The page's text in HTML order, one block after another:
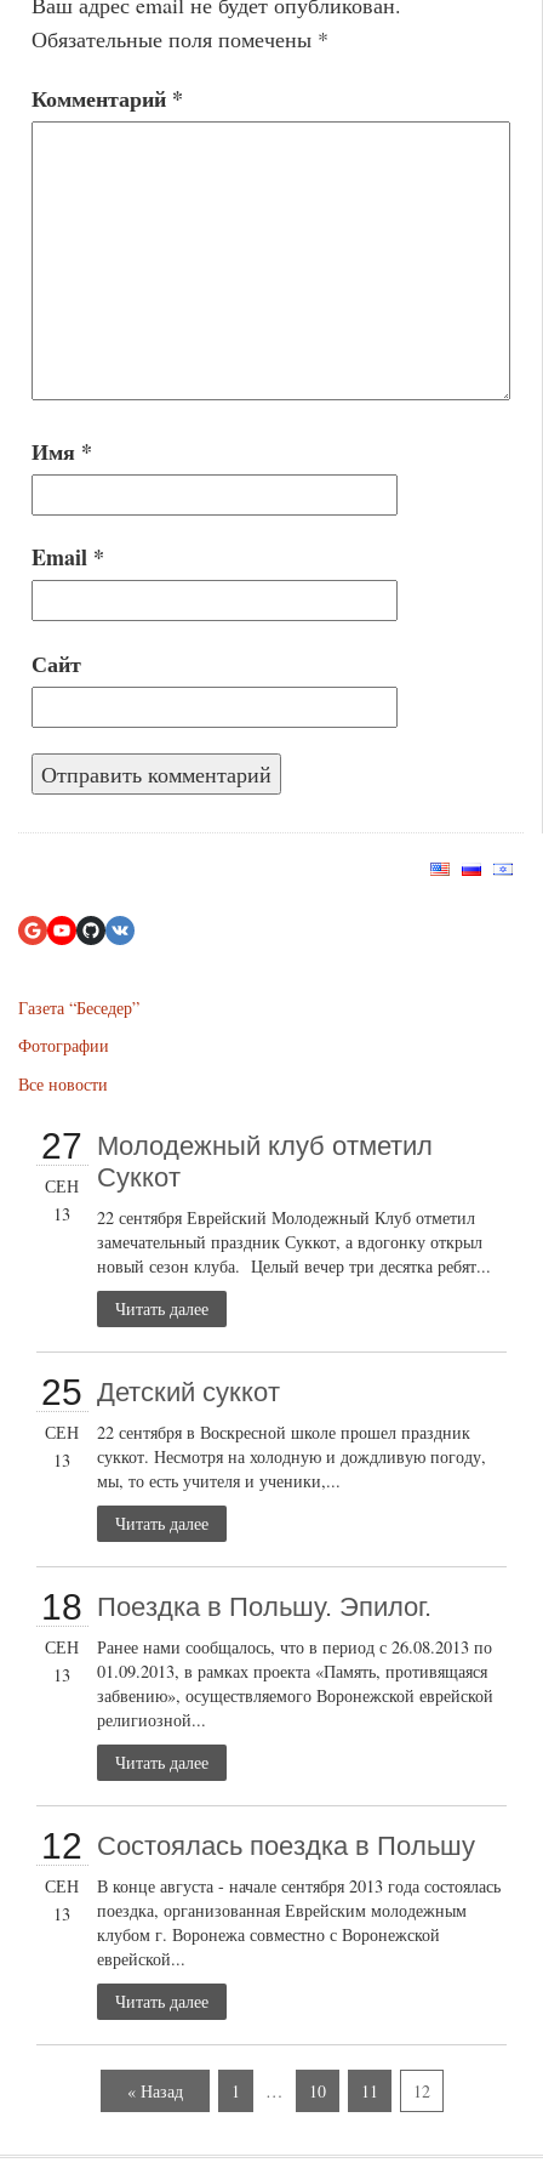
Обязательные поля помечены *
Комментарий *
Имя *
Email *
Сайт
Газета “Беседер”
Фотографии
Все новости
27
СЕН
13
Молодежный клуб отметил
Суккот
22 сентября Еврейский Молодежный Клуб отметил
замечательный праздник Суккот, а вдогонку открыл
новый сезон клуба. Целый вечер три десятка ребят...
Читать далее
25
СЕН
13
Детский суккот
22 сентября в Воскресной школе прошел праздник
суккот. Несмотря на холодную и дождливую погоду,
мы, то есть учителя и ученики,...
Читать далее
18
СЕН
13
Поездка в Польшу. Эпилог.
Ранее нами сообщалось, что в период с 26.08.2013 по
01.09.2013, в рамках проекта «Память, противящаяся
забвению», осуществляемого Воронежской еврейской
религиозной...
Читать далее
12
СЕН
13
Состоялась поездка в Польшу
В конце августа - начале сентября 2013 года состоялась
поездка, организованная Еврейским молодежным
клубом г. Воронежа совместно с Воронежской
еврейской...
Читать далее
« Назад 1 … 10 11 12